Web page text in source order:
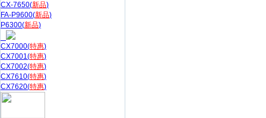
CX-7650(新品)
FA-P9600(新品)
P6300(新品)
CX7000(特惠)
CX7001(特惠)
CX7002(特惠)
CX7610(特惠)
CX7620(特惠)